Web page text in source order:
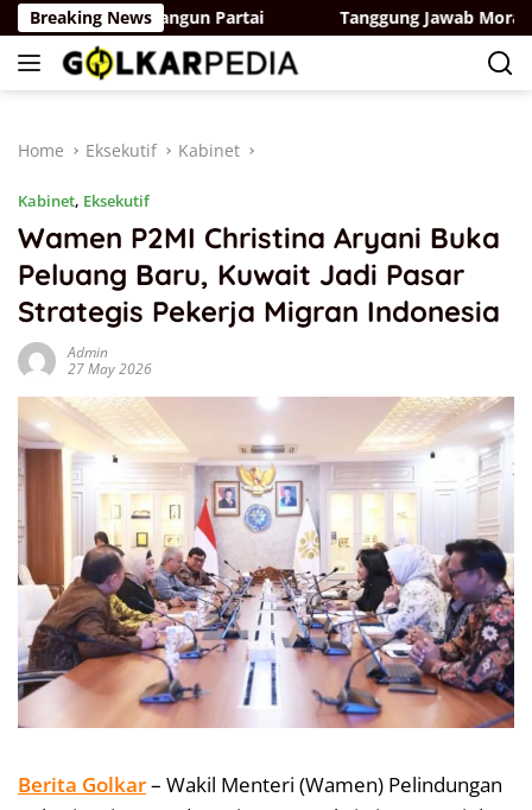
Skip
to
content
Breaking News
Membangun Partai Tanggung Jawab Moral,
Home Eksekutif Kabinet
Kabinet, Eksekutif
Wamen P2MI Christina Aryani Buka
Peluang Baru, Kuwait Jadi Pasar
Strategis Pekerja Migran Indonesia
Admin
27 May 2026
Berita Golkar– Wakil Menteri (Wamen) Pelindungan